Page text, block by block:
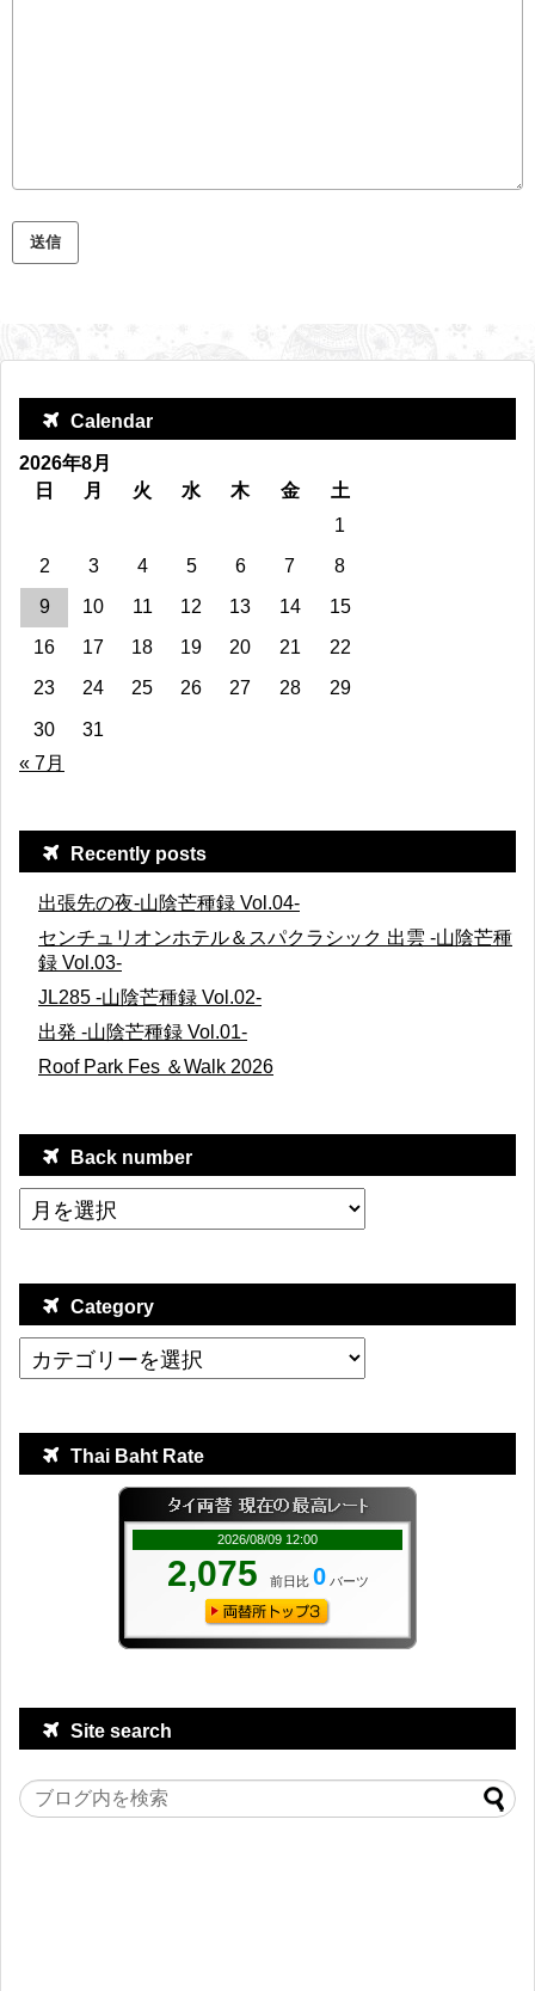
Calendar
2026年8月
日
月 火 水 木 金
土
1
2
3 4 5 6 7
8
9
10 11 12 13 14
15
16
17 18 19 20 21
22
23
24 25 26 27 28 29
30
31
« 7月
Recently posts
出張先の夜-山陰芒種録 Vol.04-
センチュリオンホテル＆スパクラシック 出雲 -山陰芒種
録 Vol.03-
JL285 -山陰芒種録 Vol.02-
出発 -山陰芒種録 Vol.01-
Roof Park Fes ＆Walk 2026
Back number
Category
Thai Baht Rate
Site search